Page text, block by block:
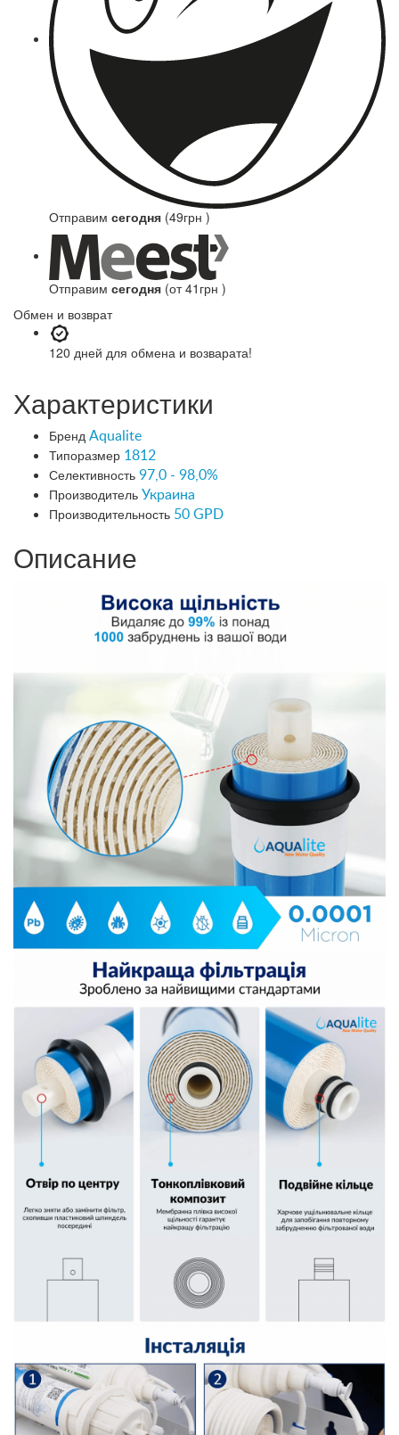
Отправим сегодня (49грн )
Отправим сегодня (от 41грн )
Обмен и возврат
120 дней для обмена и возварата!
Характеристики
Бренд Aqualite
Типоразмер 1812
Селективность 97,0 - 98,0%
Производитель Украина
Производительность 50 GPD
Описание